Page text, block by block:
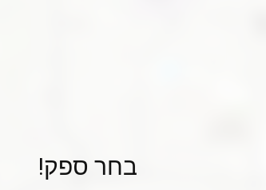
בחר ספק!